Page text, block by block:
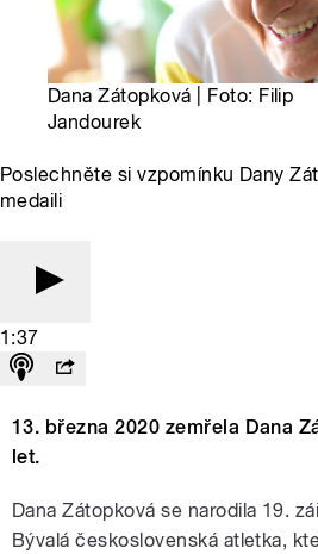
Dana Zátopková | Foto: Filip
Jandourek
Poslechněte si vzpomínku Dany
medaili
1:37
13. března 2020 zemřela Dana
let.
Dana Zátopková se narodila 19.
Bývalá československá atletka,